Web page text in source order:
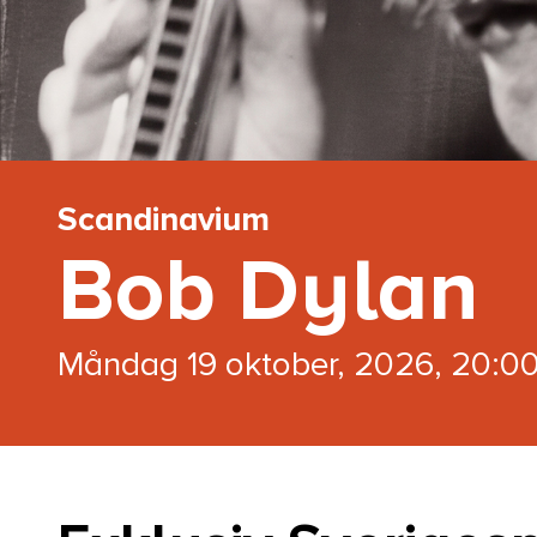
Scandinavium
Bob Dylan
måndag 19 oktober, 2026,